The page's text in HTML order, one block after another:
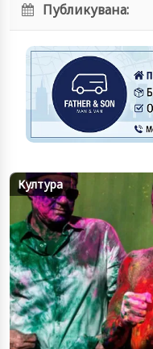
Публикувана:
Култура